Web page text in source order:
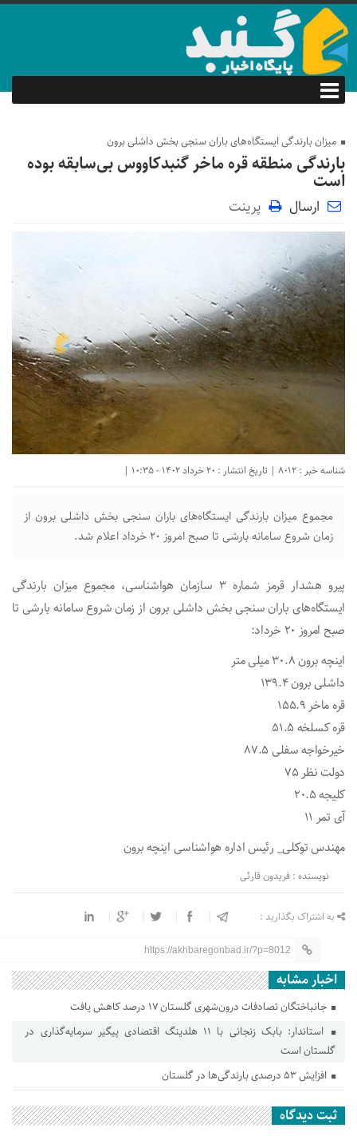
میزان بارندگی ایستگاه‌های باران سنجی بخش داشلی برون
بارندگی منطقه قره ماخر گنبدکاووس بی‌سابقه بوده
است
ارسال پرینت
شناسه خبر : 8012 | تاریخ انتشار : 20 خرداد 1402 - 10:35 |
مجموع میزان بارندگی ایستگاه‌های باران سنجی بخش داشلی برون از
زمان شروع سامانه بارشی تا صبح امروز 20 خرداد اعلام شد.
پیرو هشدار قرمز شماره 3 سازمان هواشناسی، مجموع میزان بارندگی
ایستگاه‌های باران سنجی بخش داشلی برون از زمان شروع سامانه بارشی تا
صبح امروز 20 خرداد:
اینچه برون 30.8 میلی متر
داشلی برون 139.4
قره ماخر 155.9
قره کسلخه 51.5
خیرخواجه سفلی 87.5
دولت نظر 75
کلیجه 20.5
آی تمر 11
مهندس توکلی_ رئیس اداره هواشناسی اینچه برون
نویسنده : فریدون قارئی
به اشتراک بگذارید :
https://akhbaregonbad.ir/?p=8012
اخبار مشابه
جانباختگان تصادفات درون‌شهری گلستان ۱۷ درصد کاهش یافت
استاندار: بابک زنجانی با ۱۱ هلدینگ اقتصادی پیگیر سرمایه‌گذاری در
گلستان است
افزایش ۵۳ درصدی بارندگی‌ها در گلستان
ثبت دیدگاه